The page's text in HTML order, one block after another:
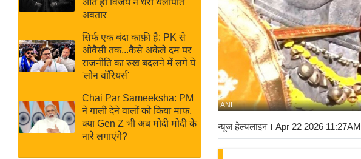
Hindi
Hindi
बजट
क्रिकेट
IPL
ई-पेपर
मिसाल बेमिसाल
आते ही विजय ने धरा थलापति
अवतार
सिर्फ एक बंदा काफ़ी है: PK से
ओवैसी तक...कैसे अकेले दम पर
राजनीति का रुख बदलने में लगे ये
'लोन वॉरियर्स'
Chai Par Sameeksha: PM
ने गाली देने वालों को किया माफ,
क्या Gen Z भी अब मोदी मोदी के
नारे लगाएंगे?
ANI
न्यूज हेल्पलाइन। Apr 22 2026 11:27AM